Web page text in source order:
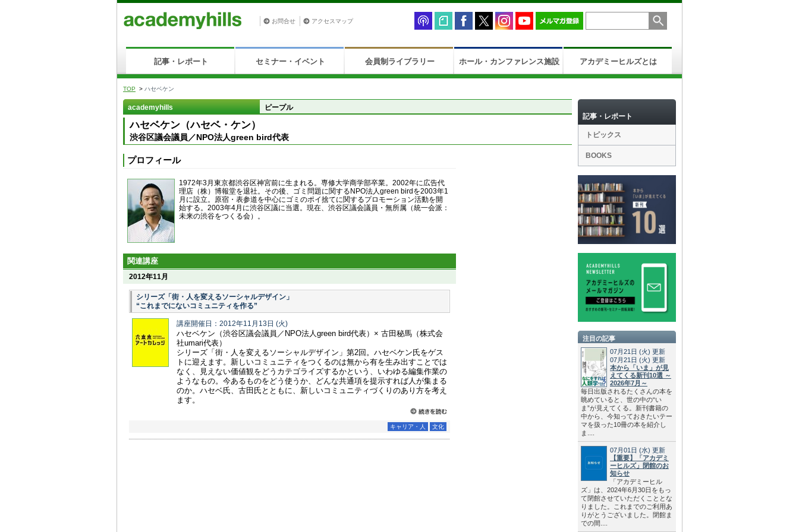
お問合せ アクセスマップ
記事・レポート セミナー・イベント 会員制ライブラリー ホール・カンファレンス施設 アカデミーヒルズとは
TOP > ハセベケン
academyhills ピープル
ハセベケン（ハセベ・ケン）
渋谷区議会議員／NPO法人green bird代表
プロフィール
1972年3月東京都渋谷区神宮前に生まれる。専修大学商学部卒業。2002年に広告代
理店（株）博報堂を退社。その後、ゴミ問題に関するNPO法人green birdを2003年1
月に設立。原宿・表参道を中心にゴミのポイ捨てに関するプロモーション活動を開
始する。2003年4月に渋谷区議に当選。現在、渋谷区議会議員・無所属（統一会派：
未来の渋谷をつくる会）。
関連講座
2012年11月
シリーズ「街・人を変えるソーシャルデザイン」
“これまでにないコミュニティを作る”
講座開催日：2012年11月13日 (火)
ハセベケン（渋谷区議会議員／NPO法人green bird代表）× 古田秘馬（株式会
社umari代表）
シリーズ「街・人を変えるソーシャルデザイン」第2回。ハセベケン氏をゲス
トに迎えます。新しいコミュニティをつくるのは無から有を生み出すことでは
なく、見えない価値観をどうカテゴライズするかという、いわゆる編集作業の
ようなもの。今あるものをどう使うか、どんな共通項を提示すれば人が集まる
のか。ハセベ氏、古田氏とともに、新しいコミュニティづくりのあり方を考え
ます。
キャリア・人 文化
記事・レポート
トピックス
BOOKS
注目の記事
07月21日 (火) 更新
07月21日 (火) 更新
本から「いま」が見
えてくる新刊10選 ～
2026年7月～
毎日出版されるたくさんの本を
眺めていると、世の中の“い
ま”が見えてくる。新刊書籍の
中から、今知っておきたいテー
マを扱った10冊の本を紹介し
ま....
07月01日 (水) 更新
【重要】「アカデミ
ーヒルズ」閉館のお
知らせ
「アカデミーヒル
ズ」は、2024年6月30日をもっ
て閉館させていただくこととな
りました。これまでのご利用あ
りがとうございました。閉館ま
での間....